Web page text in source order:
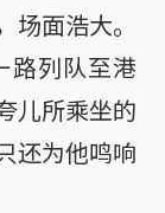
面浩大。
路列队至港
儿所乘坐的
还为他鸣响